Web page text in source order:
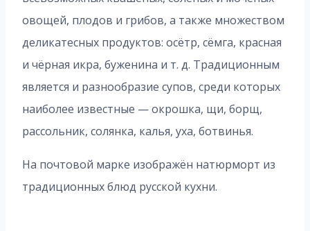
овощей, плодов и грибов, а также множеством
деликатесных продуктов: осётр, сёмга, красная
и чёрная икра, буженина и т. д. Традиционным
является и разнообразие супов, среди которых
наиболее известные — окрошка, щи, борщ,
рассольник, солянка, калья, уха, ботвинья.
На почтовой марке изображён натюрморт из
традиционных блюд русской кухни.